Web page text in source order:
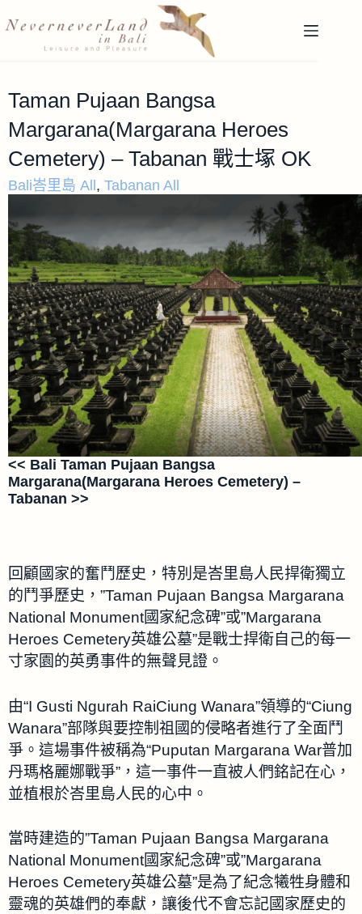
Taman Pujaan Bangsa
Margarana(Margarana Heroes
Cemetery) – Tabanan 戰士塚 OK
Bali峇里島 All , Tabanan All
<< Bali Taman Pujaan Bangsa
Margarana(Margarana Heroes Cemetery) –
Tabanan >>
回顧國家的奮鬥歷史，特別是峇里島人民捍衛獨立
的鬥爭歷史，”Taman Pujaan Bangsa Margarana
National Monument國家紀念碑”或”Margarana
Heroes Cemetery英雄公墓”是戰士捍衛自己的每一
寸家園的英勇事件的無聲見證。
由“I Gusti Ngurah RaiCiung Wanara”領導的“Ciung
Wanara”部隊與要控制祖國的侵略者進行了全面鬥
爭。這場事件被稱為“Puputan Margarana War普加
丹瑪格麗娜戰爭”，這一事件一直被人們銘記在心，
並植根於峇里島人民的心中。
當時建造的”Taman Pujaan Bangsa Margarana
National Monument國家紀念碑”或”Margarana
Heroes Cemetery英雄公墓”是為了紀念犧牲身體和
靈魂的英雄們的奉獻，讓後代不會忘記國家歷史的